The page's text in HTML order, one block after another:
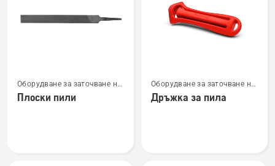
повече
подробности
Оборудване за заточване на
верижен трион
Плоски пили
повече
подробности
Оборудване за заточване на
верижен трион
Дръжка за пила